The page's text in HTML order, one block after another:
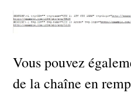
Vous pouvez
de la chaîne en